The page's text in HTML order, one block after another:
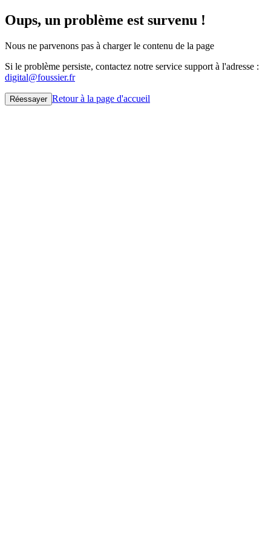
Oups, un problème est survenu !
Nous ne parvenons pas à charger le contenu de la page
Si le problème persiste, contactez notre service support à l'adresse :
digital@foussier.fr
Réessayer Retour à la page d'accueil